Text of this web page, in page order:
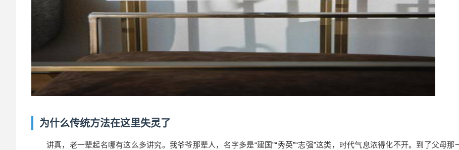
为什么传统方法在这里失灵了
讲真，老一辈起名哪有这么多讲究。我爷爷那辈人，名字多是“建国”“秀英”“志强”这类，时代气息浓得化不开。到了父母那